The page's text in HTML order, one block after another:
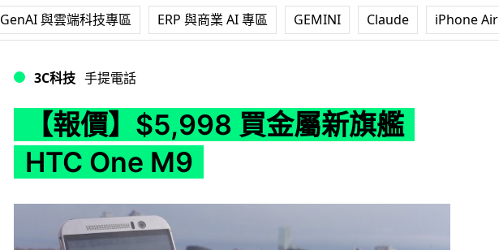
GenAI 與雲端科技專區 ERP 與商業 AI 專區 GEMINI Claude iPhone Air
3C科技 手提電話
【報價】$5,998 買金屬新旗艦
HTC One M9